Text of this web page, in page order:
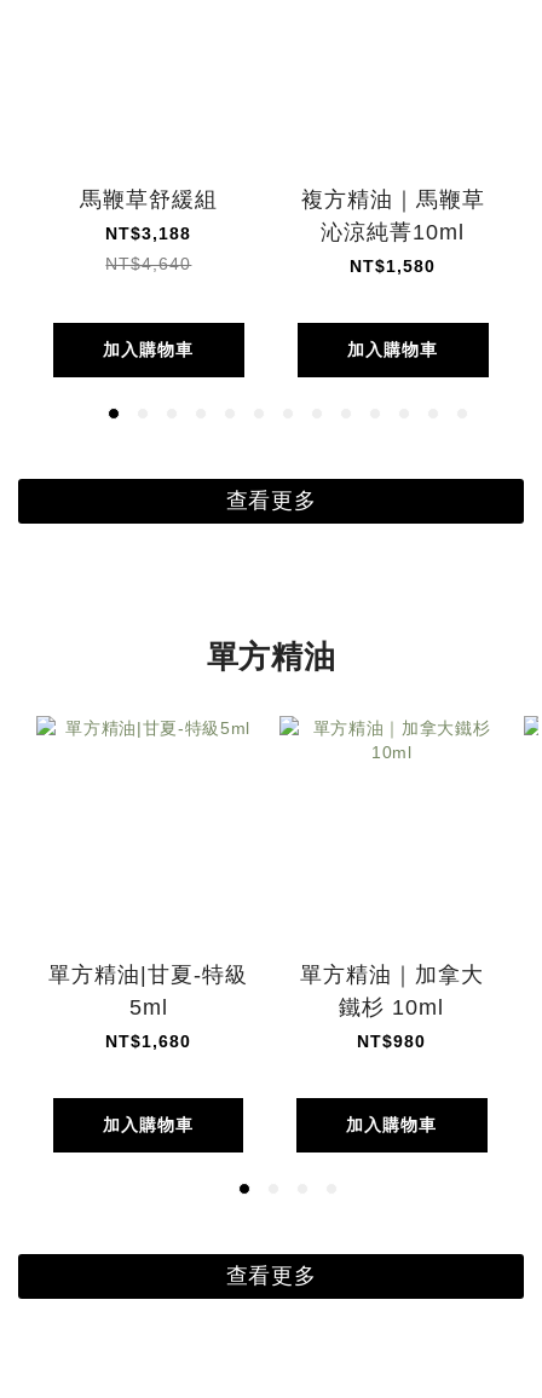
馬鞭草舒緩組
NT$3,188
NT$4,640
加入購物車
複方精油｜馬鞭草
沁涼純菁10ml
NT$1,580
加入購物車
查看更多
單方精油
單方精油|甘夏-特級
5ml
NT$1,680
加入購物車
單方精油｜加拿大
鐵杉 10ml
NT$980
加入購物車
查看更多